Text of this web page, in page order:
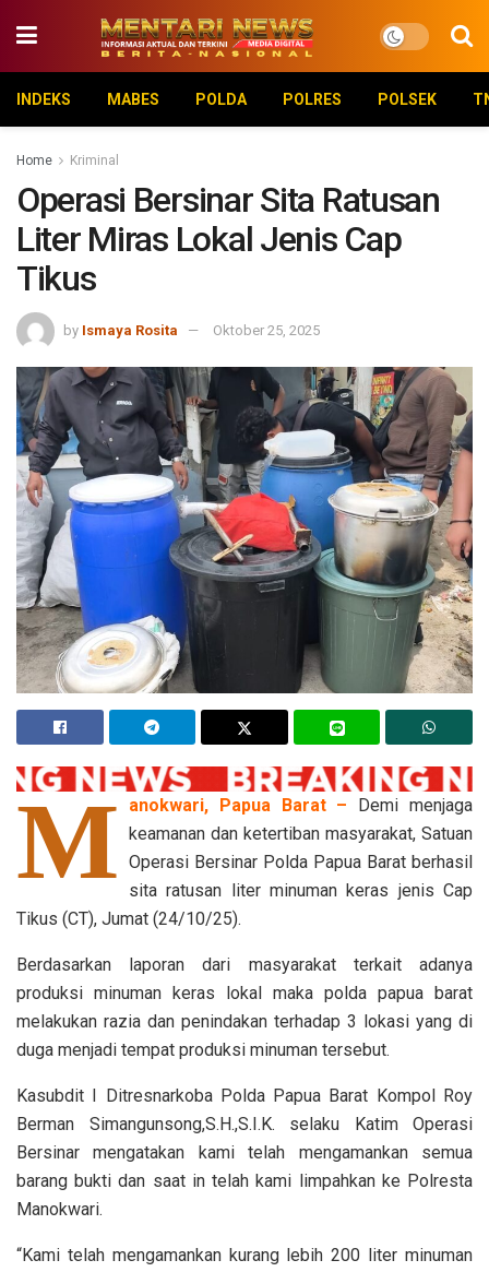
INDEKS MABES POLDA POLRES POLSEK
Home Kriminal
Operasi Bersinar Sita Ratusan
Liter Miras Lokal Jenis Cap
Tikus
by Ismaya Rosita Oktober 25, 2025
M anokwari, Papua Barat –
Demi menjaga
keamanan dan ketertiban masyarakat, Satuan
Operasi Bersinar Polda Papua Barat berhasil
sita ratusan liter minuman keras jenis Cap
Tikus (CT), Jumat (24/10/25).
Berdasarkan laporan dari masyarakat terkait adanya
produksi minuman keras lokal maka polda papua barat
melakukan razia dan penindakan terhadap 3 lokasi yang di
duga menjadi tempat produksi minuman tersebut.
Kasubdit I Ditresnarkoba Polda Papua Barat Kompol Roy
Berman Simangunsong,S.H.,S.I.K. selaku Katim Operasi
Bersinar mengatakan kami telah mengamankan semua
barang bukti dan saat in telah kami limpahkan ke Polresta
Manokwari.
“Kami telah mengamankan kurang lebih 200 liter minuman